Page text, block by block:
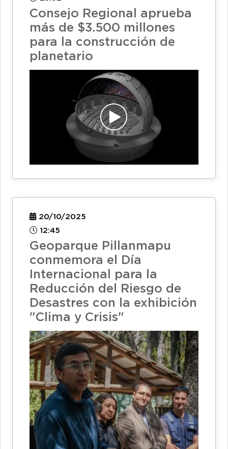
Consejo Regional aprueba
más de $3.500 millones
para la construcción de
planetario
20/10/2025
12:45
Geoparque Pillanmapu
conmemora el Día
Internacional para la
Reducción del Riesgo de
Desastres con la exhibición
"Clima y Crisis"